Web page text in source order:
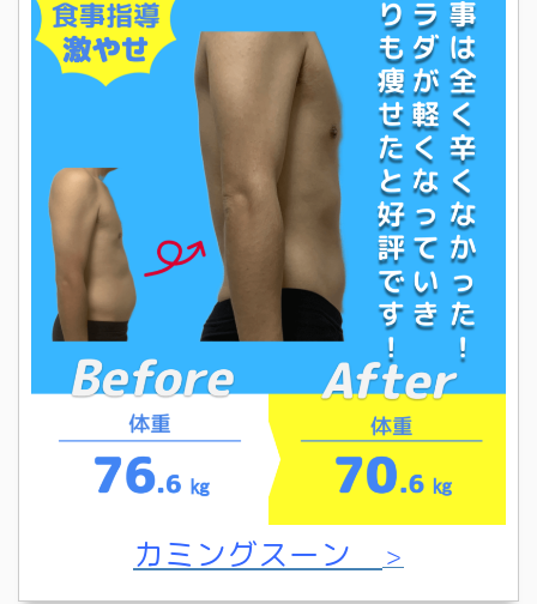
カミングスーン ＞